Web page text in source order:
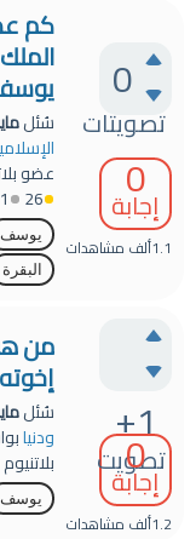
0
تصويتات
0
إجابة
1.1ألف مشاهدات
كم
سُئلمايو
عضو
26
يوسف
البقرة
+1
تصويت
0
إجابة
1.2ألف مشاهدات
من
سُئلمايو
ودنيا
بلاتنيوم
يوسف